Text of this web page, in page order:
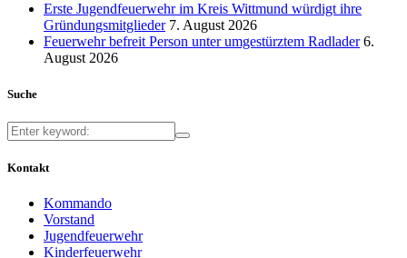
Erste Jugendfeuerwehr im Kreis Wittmund würdigt ihre
Gründungsmitglieder 7. August 2026
Feuerwehr befreit Person unter umgestürztem Radlader 6.
August 2026
Suche
Kontakt
Kommando
Vorstand
Jugendfeuerwehr
Kinderfeuerwehr